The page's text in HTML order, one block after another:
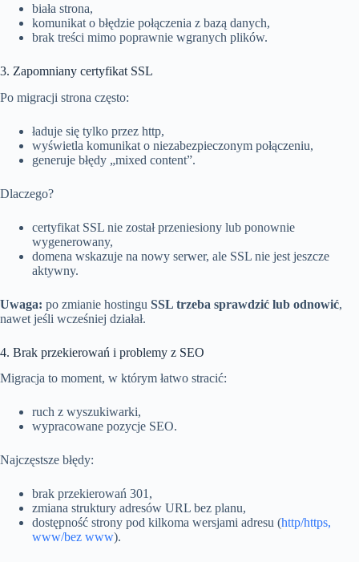
biała strona,
komunikat o błędzie połączenia z bazą danych,
brak treści mimo poprawnie wgranych plików.
3. Zapomniany certyfikat SSL
Po migracji strona często:
ładuje się tylko przez http,
wyświetla komunikat o niezabezpieczonym połączeniu,
generuje błędy „mixed content”.
Dlaczego?
certyfikat SSL nie został przeniesiony lub ponownie
wygenerowany,
domena wskazuje na nowy serwer, ale SSL nie jest jeszcze
aktywny.
Uwaga: po zmianie hostingu SSL trzeba sprawdzić lub odnowić,
nawet jeśli wcześniej działał.
4. Brak przekierowań i problemy z SEO
Migracja to moment, w którym łatwo stracić:
ruch z wyszukiwarki,
wypracowane pozycje SEO.
Najczęstsze błędy:
brak przekierowań 301,
zmiana struktury adresów URL bez planu,
dostępność strony pod kilkoma wersjami adresu (http/https,
www/bez www).